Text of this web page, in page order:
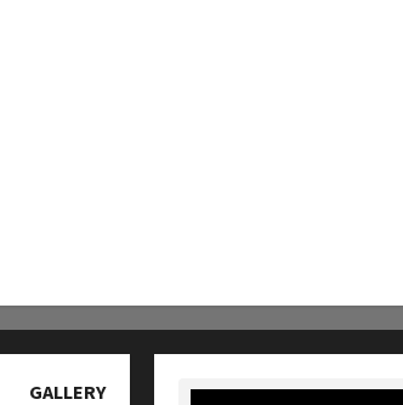
GALLERY